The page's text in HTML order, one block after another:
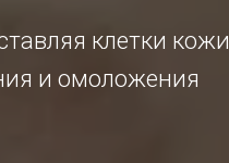
клетки кожи
и омоложения